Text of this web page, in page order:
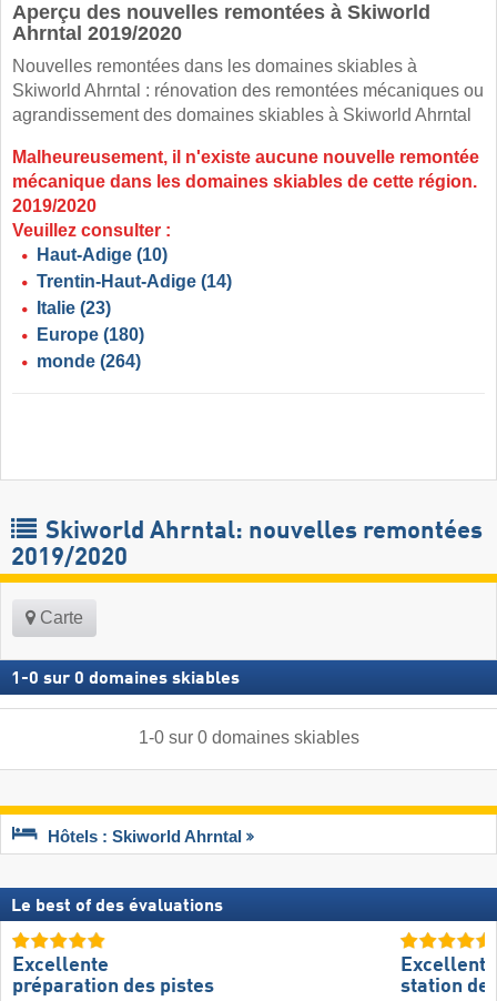
Aperçu des nouvelles remontées à Skiworld
Ahrntal 2019/2020
Nouvelles remontées dans les domaines skiables à
Skiworld Ahrntal : rénovation des remontées mécaniques ou
agrandissement des domaines skiables à Skiworld Ahrntal
Malheureusement, il n'existe aucune nouvelle remontée
mécanique dans les domaines skiables de cette région.
2019/2020
Veuillez consulter :
Haut-Adige (10)
Trentin-Haut-Adige (14)
Italie (23)
Europe (180)
monde (264)
Skiworld Ahrntal: nouvelles remontées
2019/2020
Carte
1 -0 sur 0 domaines skiables
1-0sur 0 domaines skiables
Hôtels : Skiworld Ahrntal
Le best of des évaluations
Excellente
préparation des pistes
Excellente
station